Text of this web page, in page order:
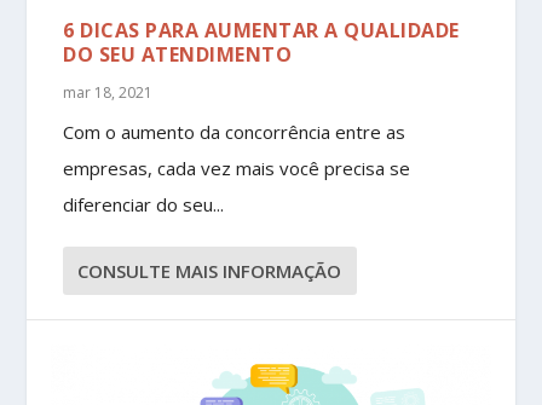
6 DICAS PARA AUMENTAR A QUALIDADE
DO SEU ATENDIMENTO
mar 18, 2021
Com o aumento da concorrência entre as
empresas, cada vez mais você precisa se
diferenciar do seu...
CONSULTE MAIS INFORMAÇÃO